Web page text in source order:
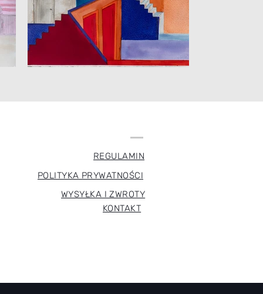
REGULAMIN
POLITYKA PRYWATNOŚCI
WYSYŁKA I ZWROTY
KONTAKT